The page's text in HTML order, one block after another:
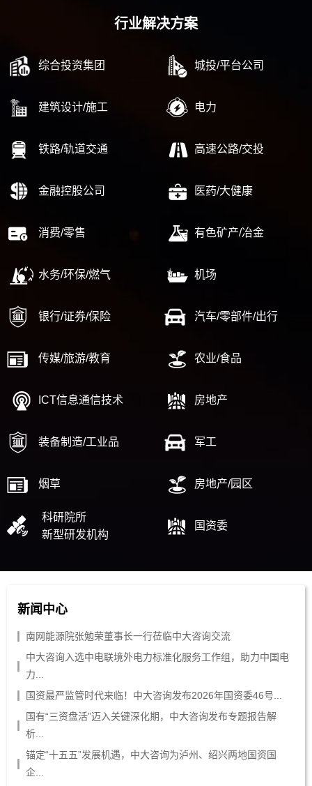
行业解决方案
综合投资集团 城投/平台公司
建筑设计/施工 电力
铁路/轨道交通 高速公路/交投
金融控股公司 医药/大健康
消费/零售 有色矿产/冶金
水务/环保/燃气 机场
银行/证券/保险 汽车/零部件/出行
传媒/旅游/教育 农业/食品
ICT信息通信技术 房地产
装备制造/工业品 军工
烟草 房地产/园区
科研院所
新型研发机构
国资委
新闻中心
南网能源院张勉荣董事长一行莅临中大咨询交流
中大咨询入选中电联境外电力标准化服务工作组，助力中国电
力...
国资最严监管时代来临！中大咨询发布2026年国资委46号...
国有“三资盘活”迈入关键深化期，中大咨询发布专题报告解
析...
锚定“十五五”发展机遇，中大咨询为泸州、绍兴两地国资国
企...